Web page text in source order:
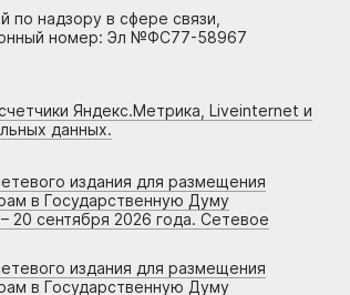
по надзору в сфере связи,
номер: Эл №ФС77-58967
Яндекс.Метрика, Liveinternet и
данных.
издания для размещения
в Государственную Думу
20 сентября 2026 года. Сетевое
издания для размещения
в Государственную Думу